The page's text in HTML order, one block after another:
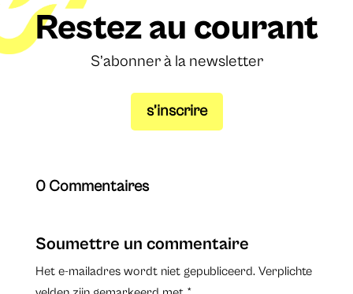
Restez au courant
S’abonner à la newsletter
s’inscrire
0 Commentaires
Soumettre un commentaire
Het e-mailadres wordt niet gepubliceerd. Verplichte